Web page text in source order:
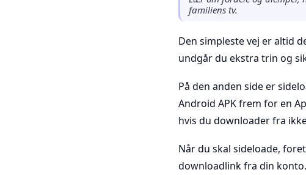
familiens tv.
Den simpleste vej er altid
undgår du ekstra trin og
På den anden side er
Android APK frem for en
hvis du downloader fra
Når du skal sideloade,
downloadlink fra din